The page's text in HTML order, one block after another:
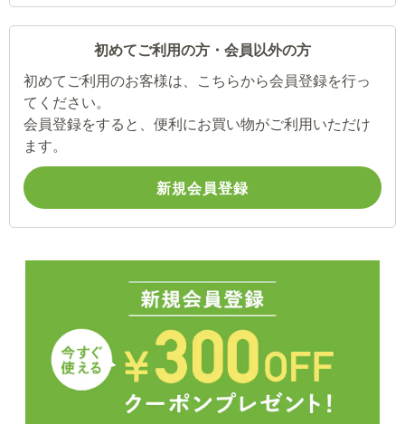
初めてご利用の方・会員以外の方
初めてご利用のお客様は、こちらから会員登録を行っ
てください。
会員登録をすると、便利にお買い物がご利用いただけ
ます。